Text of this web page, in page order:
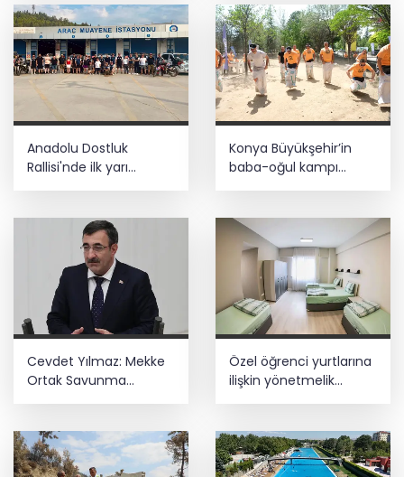
Ödülü... Kamu kategorisinde zirvede
Anadolu Dostluk
Rallisi'nde ilk yarı
tamamlandı
Konya Büyükşehir’in
baba-oğul kampı
Ağustos'ta da sürecek
Cevdet Yılmaz: Mekke
Ortak Savunma
Anlaşması bölgesel
sağlayacak
Özel öğrenci yurtlarına
ilişkin yönetmelik
değişikliği... Geçiş süresi